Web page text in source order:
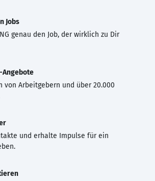
Jobs
genau den Job, der wirklich zu Dir
Angebote
von Arbeitgebern und über 20.000
und erhalte Impulse für ein